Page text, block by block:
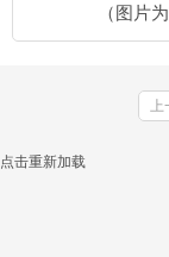
（图片
点击重新加载